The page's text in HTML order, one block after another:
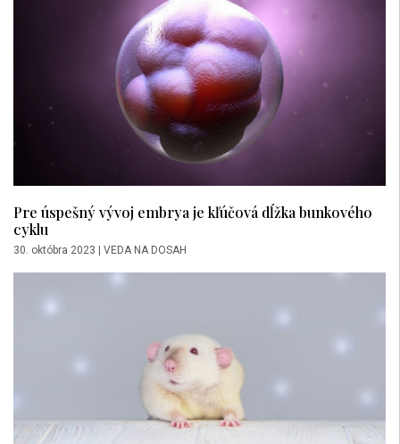
Pre úspešný vývoj embrya je kľúčová dĺžka bunkového
cyklu
30. októbra 2023 VEDA NA DOSAH